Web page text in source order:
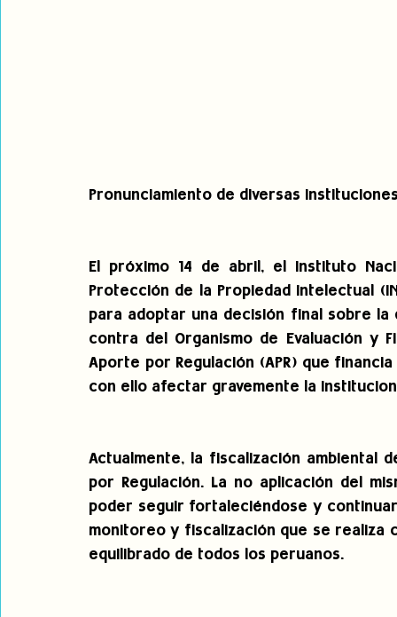
Pronunciamiento de diversas
El próximo 14 de abril, el Instituto
Protección de la Propiedad Intelectual
para adoptar una decisión final sobre
contra del Organismo de Evaluación y
Aporte por Regulación (APR) que
con ello afectar gravemente la
Actualmente, la fiscalización ambiental
por Regulación. La no aplicación del
poder seguir fortaleciéndose y
monitoreo y fiscalización que se realiza
equilibrado de todos los peruanos.